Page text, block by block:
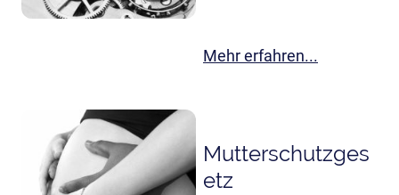
Mehr erfahren...
Mutterschutzges
etz